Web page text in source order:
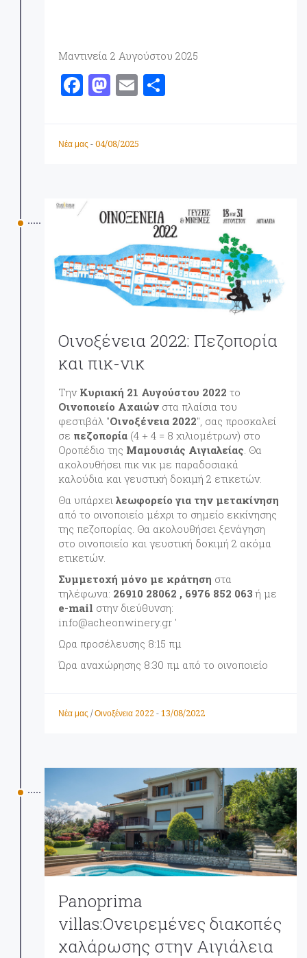
Μαντινεία 2 Αυγούστου 2025
F
b
o
k
M
o
n
E
l
εί
τ
ε
Νέα μας - 04/08/2025
Οινοξένεια 2022: Πεζοπορία
και πικ-νικ
Την Κυριακή 21 Αυγούστου 2022 το
Οινοποιείο Αχαιών στα πλαίσια του
φεστιβάλ "Οινοξένεια 2022", σας προσκαλεί
σε πεζοπορία (4 + 4 = 8 χιλιομέτρων) στο
Οροπέδιο της Μαμουσιάς Αιγιαλείας. Θα
ακολουθήσει πικ νικ με παραδοσιακά
καλούδια και γευστική δοκιμή 2 ετικετών.
Θα υπάρχει λεωφορείο για την μετακίνηση
από το οινοποιείο μέχρι το σημείο εκκίνησης
της πεζοπορίας. Θα ακολουθήσει ξενάγηση
στο οινοποιείο και γευστική δοκιμή 2 ακόμα
ετικετών.
Συμμετοχή μόνο με κράτηση στα
τηλέφωνα: 26910 28062 , 6976 852 063 ή με
e-mail στην διεύθυνση:
info@acheonwinery.gr '
Ωρα προσέλευσης 8:15 πμ
Ώρα αναχώρησης 8:30 πμ από το οινοποιείο
Νέα μας / Οινοξένεια 2022 - 13/08/2022
Panoprima
villas:Ονειρεμένες διακοπές
χαλάρωσης στην Αιγιάλεια